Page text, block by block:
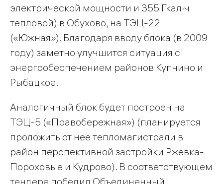
электрической мощности и 355 Гкал·ч
тепловой) в Обухово, на ТЭЦ-22
(«Южная»). Благодаря вводу блока (в 2009
году) заметно улучшится ситуация с
энергообеспечением районов Купчино и
Рыбацкое.
Аналогичный блок будет построен на
ТЭЦ-5 («Правобережная») (планируется
проложить от нее тепломагистрали в
район перспективной застройки Ржевка-
Пороховые и Кудрово). В соответствующем
тендере победил Объединенный